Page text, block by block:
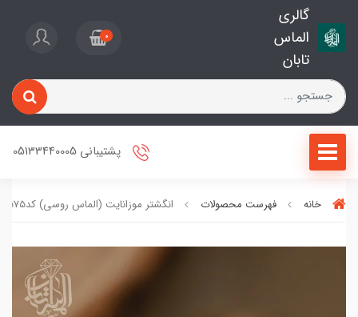
گالری
الماس
تابان
0
پشتیبانی 05133440005
خانه فهرست محصولات انگشتر موزانایت (الماس روسی) کد2575